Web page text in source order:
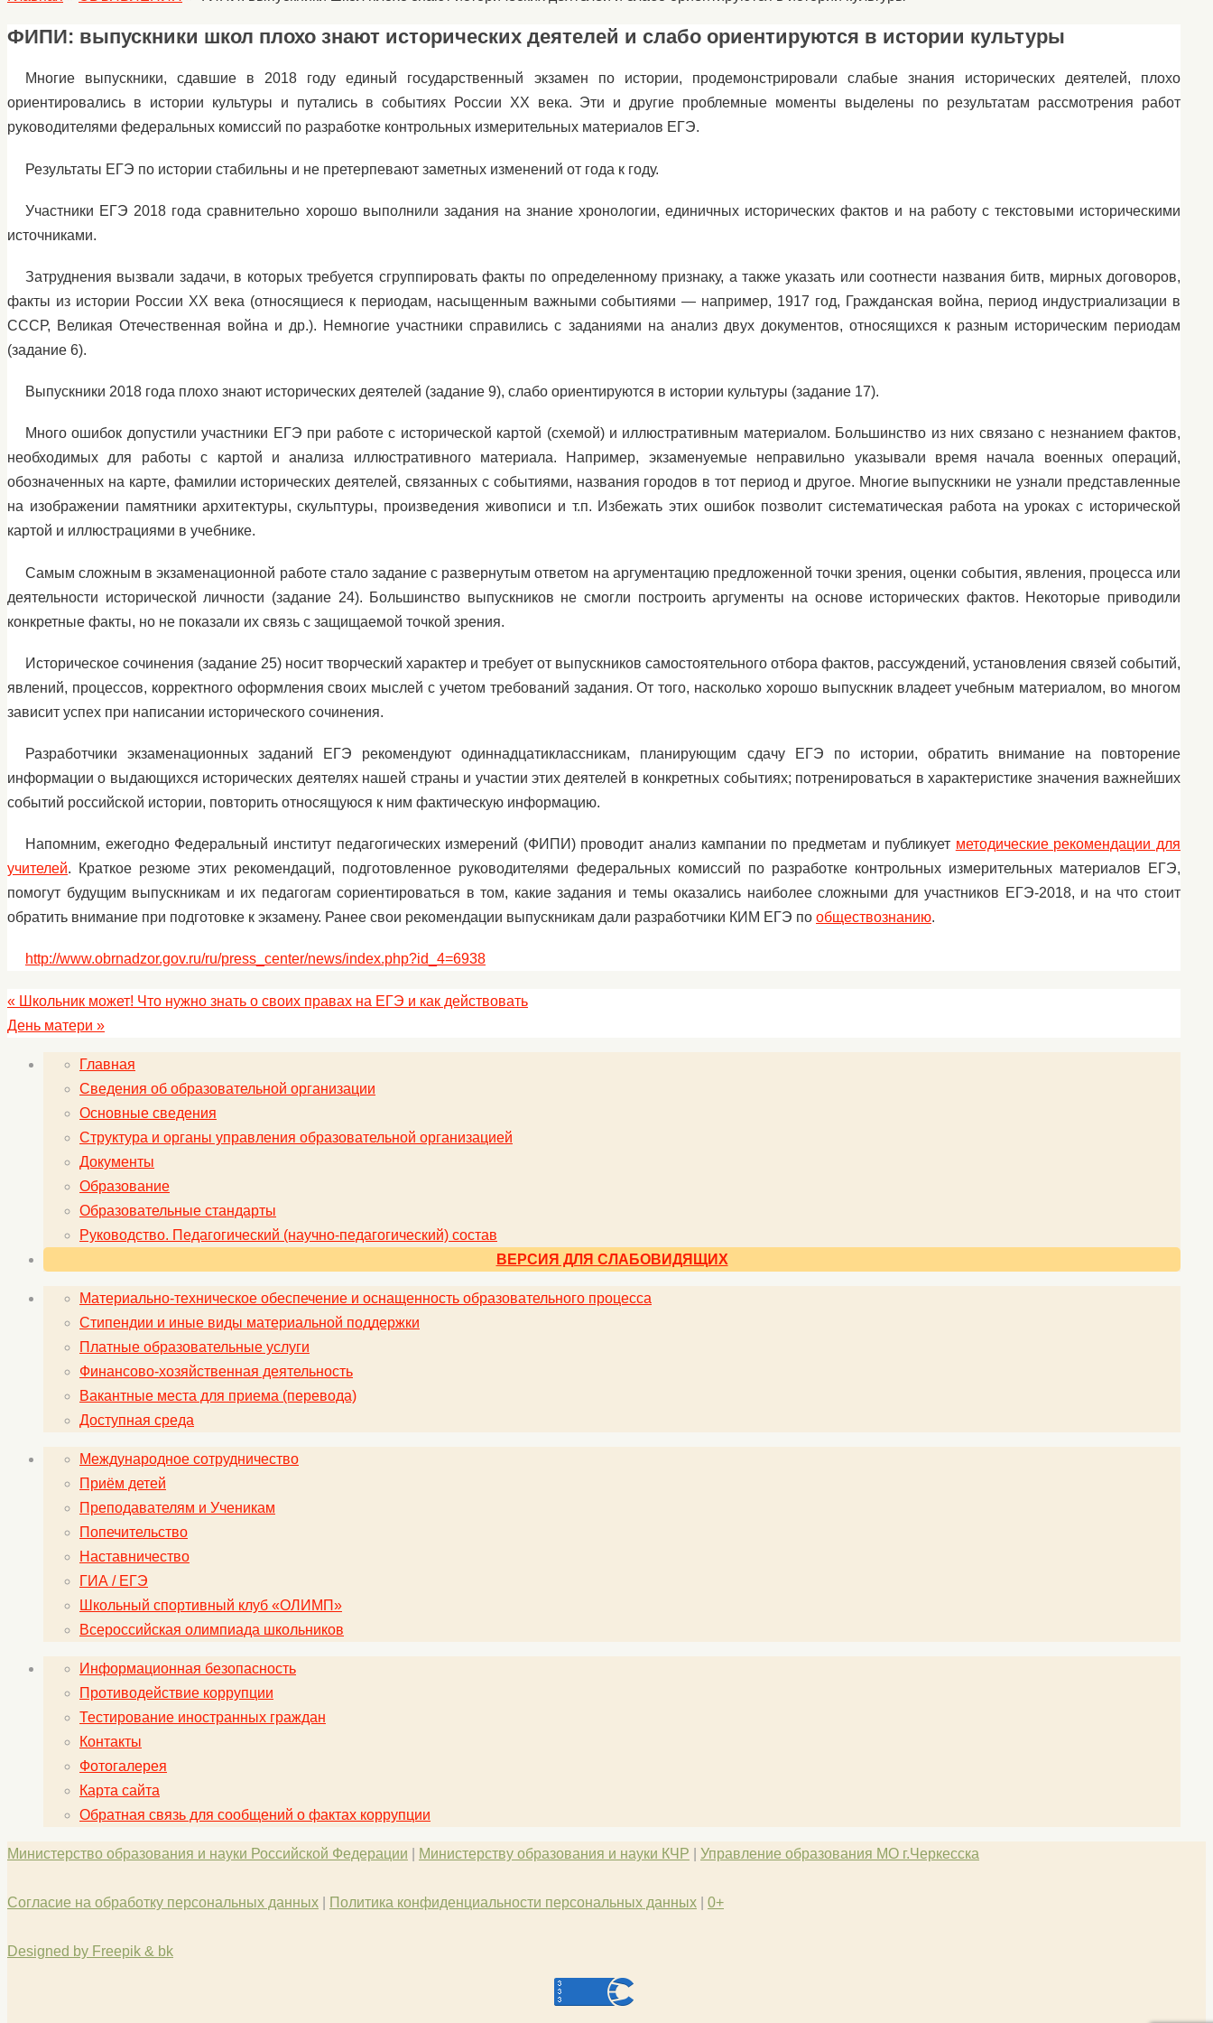
ФИПИ: выпускники школ плохо знают исторических деятелей и слабо ориентируются в истории культуры
Многие выпускники, сдавшие в 2018 году единый государственный экзамен по истории, продемонстрировали слабые знания исторических деятелей, плохо
ориентировались в истории культуры и путались в событиях России XX века. Эти и другие проблемные моменты выделены по результатам рассмотрения работ
руководителями федеральных комиссий по разработке контрольных измерительных материалов ЕГЭ.
Результаты ЕГЭ по истории стабильны и не претерпевают заметных изменений от года к году.
Участники ЕГЭ 2018 года сравнительно хорошо выполнили задания на знание хронологии, единичных исторических фактов и на работу с текстовыми историческими
источниками.
Затруднения вызвали задачи, в которых требуется сгруппировать факты по определенному признаку, а также указать или соотнести названия битв, мирных договоров,
факты из истории России XX века (относящиеся к периодам, насыщенным важными событиями — например, 1917 год, Гражданская война, период индустриализации в
СССР, Великая Отечественная война и др.). Немногие участники справились с заданиями на анализ двух документов, относящихся к разным историческим периодам
(задание 6).
Выпускники 2018 года плохо знают исторических деятелей (задание 9), слабо ориентируются в истории культуры (задание 17).
Много ошибок допустили участники ЕГЭ при работе с исторической картой (схемой) и иллюстративным материалом. Большинство из них связано с незнанием фактов,
необходимых для работы с картой и анализа иллюстративного материала. Например, экзаменуемые неправильно указывали время начала военных операций,
обозначенных на карте, фамилии исторических деятелей, связанных с событиями, названия городов в тот период и другое. Многие выпускники не узнали представленные
на изображении памятники архитектуры, скульптуры, произведения живописи и т.п. Избежать этих ошибок позволит систематическая работа на уроках с исторической
картой и иллюстрациями в учебнике.
Самым сложным в экзаменационной работе стало задание с развернутым ответом на аргументацию предложенной точки зрения, оценки события, явления, процесса или
деятельности исторической личности (задание 24). Большинство выпускников не смогли построить аргументы на основе исторических фактов. Некоторые приводили
конкретные факты, но не показали их связь с защищаемой точкой зрения.
Историческое сочинения (задание 25) носит творческий характер и требует от выпускников самостоятельного отбора фактов, рассуждений, установления связей событий,
явлений, процессов, корректного оформления своих мыслей с учетом требований задания. От того, насколько хорошо выпускник владеет учебным материалом, во многом
зависит успех при написании исторического сочинения.
Разработчики экзаменационных заданий ЕГЭ рекомендуют одиннадцатиклассникам, планирующим сдачу ЕГЭ по истории, обратить внимание на повторение
информации о выдающихся исторических деятелях нашей страны и участии этих деятелей в конкретных событиях; потренироваться в характеристике значения важнейших
событий российской истории, повторить относящуюся к ним фактическую информацию.
Напомним, ежегодно Федеральный институт педагогических измерений (ФИПИ) проводит анализ кампании по предметам и публикует методические рекомендации для
учителей. Краткое резюме этих рекомендаций, подготовленное руководителями федеральных комиссий по разработке контрольных измерительных материалов ЕГЭ,
помогут будущим выпускникам и их педагогам сориентироваться в том, какие задания и темы оказались наиболее сложными для участников ЕГЭ-2018, и на что стоит
обратить внимание при подготовке к экзамену. Ранее свои рекомендации выпускникам дали разработчики КИМ ЕГЭ по обществознанию.
http://www.obrnadzor.gov.ru/ru/press_center/news/index.php?id_4=6938
« Школьник может! Что нужно знать о своих правах на ЕГЭ и как действовать
День матери »
Главная
Сведения об образовательной организации
Основные сведения
Структура и органы управления образовательной организацией
Документы
Образование
Образовательные стандарты
Руководство. Педагогический (научно-педагогический) состав
ВЕРСИЯ ДЛЯ СЛАБОВИДЯЩИХ
Материально-техническое обеспечение и оснащенность образовательного процесса
Стипендии и иные виды материальной поддержки
Платные образовательные услуги
Финансово-хозяйственная деятельность
Вакантные места для приема (перевода)
Доступная среда
Международное сотрудничество
Приём детей
Преподавателям и Ученикам
Попечительство
Наставничество
ГИА / ЕГЭ
Школьный спортивный клуб «ОЛИМП»
Всероссийская олимпиада школьников
Информационная безопасность
Противодействие коррупции
Тестирование иностранных граждан
Контакты
Фотогалерея
Карта сайта
Обратная связь для сообщений о фактах коррупции
Министерство образования и науки Российской Федерации Министерству образования и науки КЧР Управление образования МО г.Черкесска
Согласие на обработку персональных данных Политика конфиденциальности персональных данных 0+
Designed by Freepik & bk